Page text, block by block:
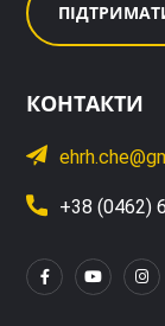
КОНТАКТИ
+38 (0462)